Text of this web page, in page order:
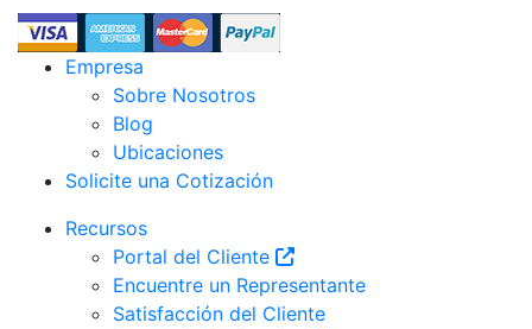
Empresa
Sobre Nosotros
Blog
Ubicaciones
Solicite una Cotización
Recursos
Portal del Cliente
Encuentre un Representante
Satisfacción del Cliente